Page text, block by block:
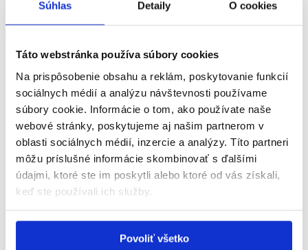
Súhlas Detaily O cookies
Táto webstránka používa súbory cookies
Na prispôsobenie obsahu a reklám, poskytovanie funkcií
sociálnych médií a analýzu návštevnosti používame
súbory cookie. Informácie o tom, ako používate naše
webové stránky, poskytujeme aj našim partnerom v
oblasti sociálnych médií, inzercie a analýzy. Títo partneri
môžu príslušné informácie skombinovať s ďalšími
údajmi, ktoré ste im poskytli alebo ktoré od vás získali,
keď ste používali ich služby.
Povoliť všetko
Vyhľadávanie
Všetky videá kategórie
Úprimný rozhovor o schizofrénii a zamestnaní
Úprimný rozhovor o živote so schizofréniou
MUDr. Michal Patarák, PhD. odpovedá na
najčastejšie otázky pacientov so schizofréniou